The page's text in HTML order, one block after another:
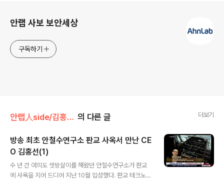
안랩 사보 보안세상
구독하기
안랩人side/김홍선 前 CEO 의 다른 글 더보기
방송 최초 안철수연구소 판교 사옥서 만난 CE
O 김홍선(1)
수 년 간 여의도 셋방살이를 해왔던 안철수연구소가 판교
에 사옥을 지어 드디어 지난 10월 입성했다. 판교 테크노밸